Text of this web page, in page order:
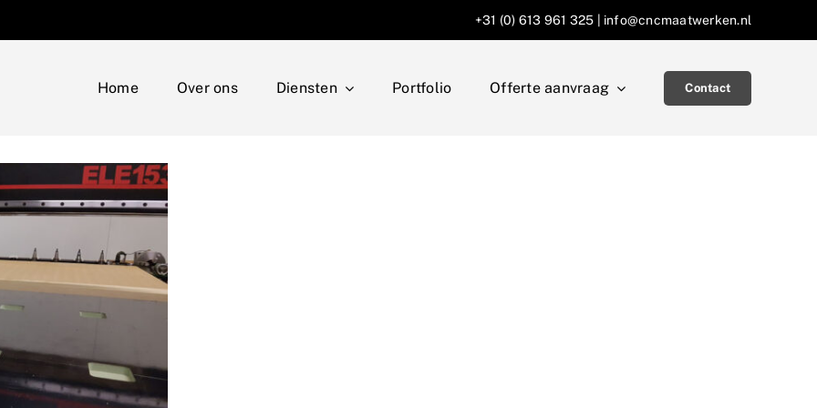
+31 (0) 613 961 325 info@cncmaatwerken.nl
Home Over ons Diensten Portfolio Offerte aanvraag Contact